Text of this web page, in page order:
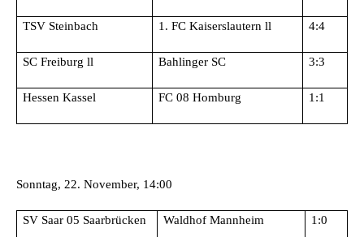
TSV Steinbach 1. FC Kaiserslautern ll 4:4
SC Freiburg ll Bahlinger SC 3:3
Hessen Kassel FC 08 Homburg 1:1
Sonntag, 22. November, 14:00
SV Saar 05 Saarbrücken Waldhof Mannheim 1:0